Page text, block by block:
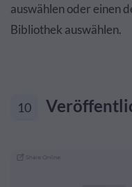
auswählen oder einen
Bibliothek auswählen.
10